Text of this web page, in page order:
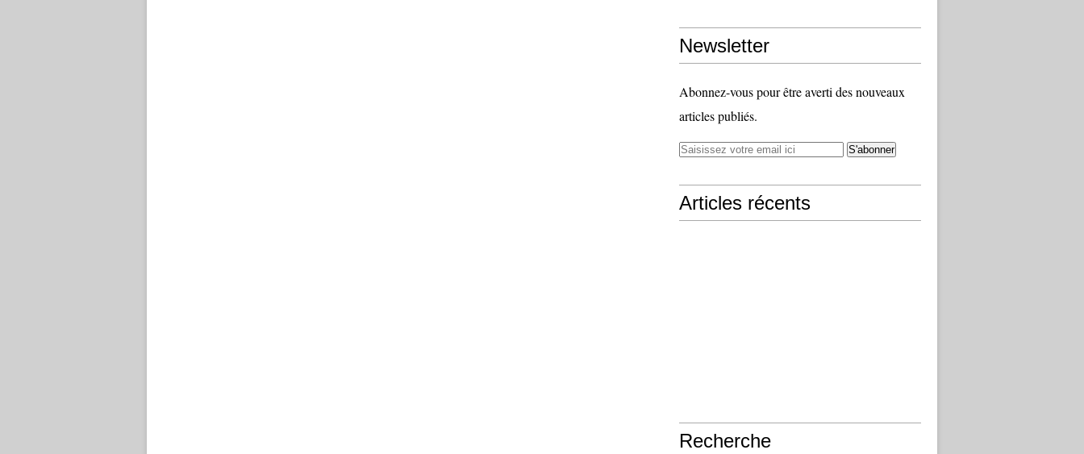
Newsletter
Abonnez-vous pour être averti des nouveaux
articles publiés.
Articles récents
Recherche